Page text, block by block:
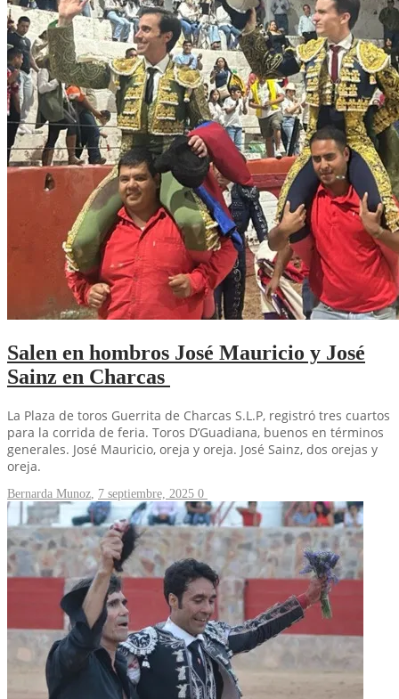
Salen en hombros José Mauricio y José
Sainz en Charcas
La Plaza de toros Guerrita de Charcas S.L.P, registró tres cuartos
para la corrida de feria. Toros D’Guadiana, buenos en términos
generales. José Mauricio, oreja y oreja. José Sainz, dos orejas y
oreja.
Bernarda Munoz 7 septiembre, 2025 0